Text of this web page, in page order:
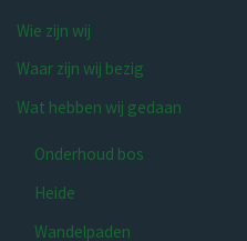
Wie zijn wij
Waar zijn wij bezig
Wat hebben wij gedaan
Onderhoud bos
Heide
Wandelpaden